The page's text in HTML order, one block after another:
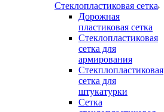
Стеклопластиковая сетка
Дорожная
пластиковая сетка
Стеклопластиковая
сетка для
армирования
Стекплопластиковая
сетка для
штукатурки
Сетка